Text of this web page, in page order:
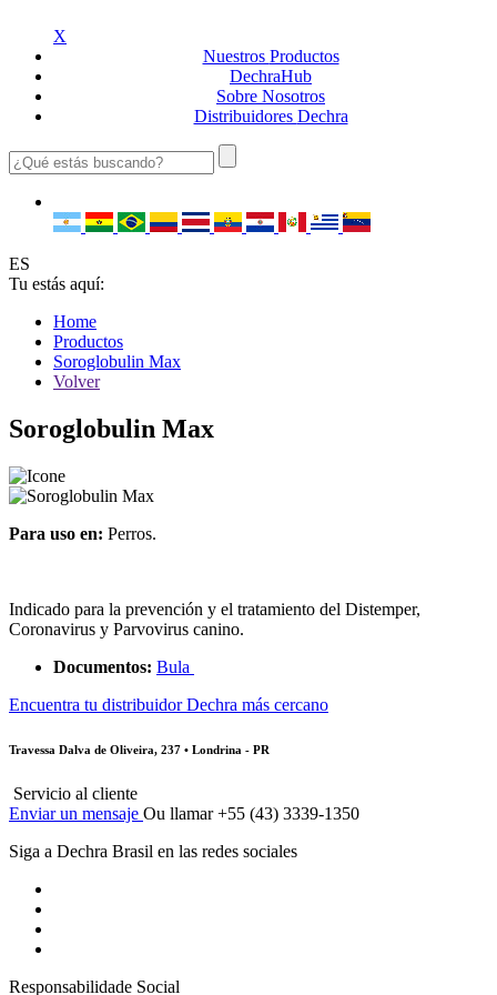
X
Nuestros Productos
DechraHub
Sobre Nosotros
Distribuidores Dechra
ES
Tu estás aquí:
Home
Productos
Soroglobulin Max
Volver
Soroglobulin Max
Para uso en: Perros.
Indicado para la prevención y el tratamiento del Distemper,
Coronavirus y Parvovirus canino.
Documentos: Bula
Encuentra tu distribuidor Dechra más cercano
Travessa Dalva de Oliveira, 237 • Londrina - PR
Servicio al cliente
Enviar un mensaje Ou llamar +55 (43) 3339-1350
Siga a Dechra Brasil en las redes sociales
Responsabilidade Social